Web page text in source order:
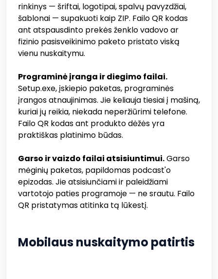
rinkinys — šriftai, logotipai, spalvų pavyzdžiai,
šablonai — supakuoti kaip ZIP. Failo QR kodas
ant atspausdinto prekės ženklo vadovo ar
fizinio pasisveikinimo paketo pristato viską
vienu nuskaitymu.
Programinė įranga ir diegimo failai.
Setup.exe, įskiepio paketas, programinės
įrangos atnaujinimas. Jie keliauja tiesiai į mašiną,
kuriai jų reikia, niekada neperžiūrimi telefone.
Failo QR kodas ant produkto dėžės yra
praktiškas platinimo būdas.
Garso ir vaizdo failai atsisiuntimui.Garso
mėginių paketas, papildomas podcast'o
epizodas. Jie atsisiunčiami ir paleidžiami
vartotojo paties programoje — ne srautu. Failo
QR pristatymas atitinka tą lūkestį.
Mobilaus nuskaitymo patirtis